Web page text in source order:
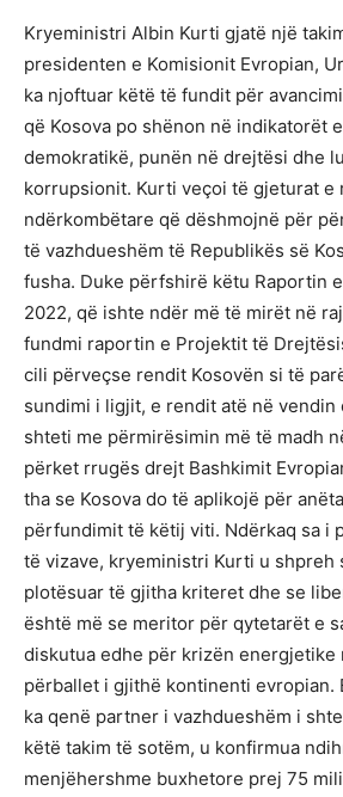
Kryeministri Albin Kurti gjatë një
presidenten e Komisionit Evropian,
ka njoftuar këtë të fundit për
që Kosova po shënon në indikatorët
demokratikë, punën në drejtësi dhe
korrupsionit. Kurti veçoi të gjeturat e
ndërkombëtare që dëshmojnë për
të vazhdueshëm të Republikës së
fusha. Duke përfshirë këtu Raportin
2022, që ishte ndër më të mirët në
fundmi raportin e Projektit të
cili përveçse rendit Kosovën si të
sundimi i ligjit, e rendit atë në vendin
shteti me përmirësimin më të madh
përket rrugës drejt Bashkimit
tha se Kosova do të aplikojë për
përfundimit të këtij viti. Ndërkaq sa i
të vizave, kryeministri Kurti u shpreh
plotësuar të gjitha kriteret dhe se
është më se meritor për qytetarët e
diskutua edhe për krizën energjetike
përballet i gjithë kontinenti evropian.
ka qenë partner i vazhdueshëm i
këtë takim të sotëm, u konfirmua
menjëhershme buxhetore prej 75